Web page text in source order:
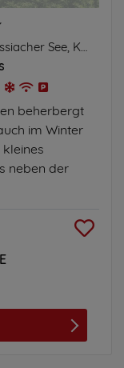
Annenheim, Villach - Faaker See - Ossiacher See, Kärnten
beherbergt
im Winter
neben der